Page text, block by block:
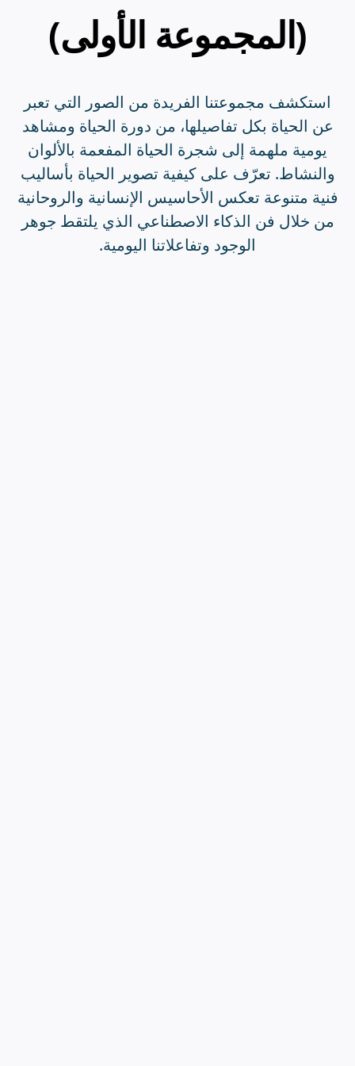
(المجموعة الأولى)
استكشف مجموعتنا الفريدة من الصور التي تعبر
عن الحياة بكل تفاصيلها، من دورة الحياة ومشاهد
يومية ملهمة إلى شجرة الحياة المفعمة بالألوان
والنشاط. تعرّف على كيفية تصوير الحياة بأساليب
فنية متنوعة تعكس الأحاسيس الإنسانية والروحانية
من خلال فن الذكاء الاصطناعي الذي يلتقط جوهر
الوجود وتفاعلاتنا اليومية.